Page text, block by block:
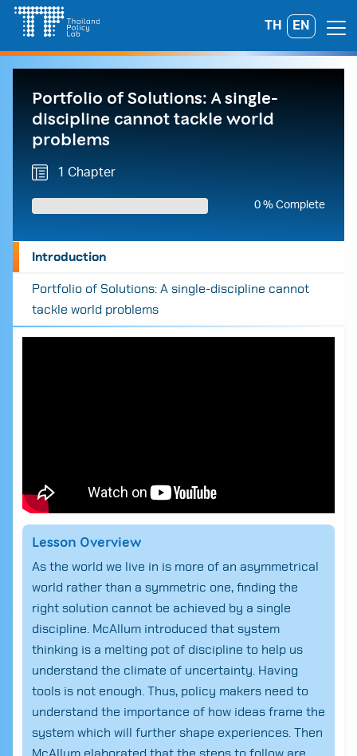
Skip
content
TH EN
Search
for:
Portfolio of Solutions: A single-
discipline cannot tackle world
problems
1 Chapter
0 % Complete
Introduction
Portfolio of Solutions: A single-discipline cannot
tackle world problems
Lesson Overview
As the world we live in is more of an asymmetrical
world rather than a symmetric one, finding the
right solution cannot be achieved by a single
discipline. McAllum introduced that system
thinking is a melting pot of discipline to help us
understand the climate of uncertainty. Having
tools is not enough. Thus, policy makers need to
understand the importance of how ideas frame the
system which will further shape experiences. Then
McAllum elaborated that the steps to follow are